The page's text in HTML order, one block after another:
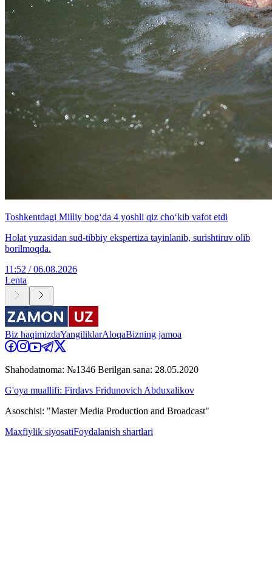
Toshkentdagi Milliy bog‘da 4 yoshli qiz cho‘kib vafot etdi
Holat yuzasidan sud-tibbiy ekspertiza tayinlanib, surishtiruv olib
borilmoqda.
11:52 / 06.08.2026
Lenta
Biz haqimizdaYangiliklarAloqaBizning jamoa
Shahodatnoma: №1346 Berilgan sana: 28.05.2020
G'oya muallifi: Firdavs Fridunovich Abduxalikov
Asoschisi: "Master Media Production and Broadcast"
Maxfiylik siyosatiFoydalanish shartlari